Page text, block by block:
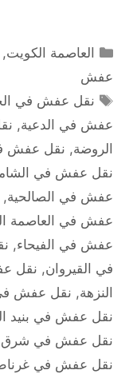
التصنيفات
العاصمة الكويت,
عفش
الوسوم
نقل عفش في
عفش في الدعية,
الروضة, نقل عفش
نقل عفش في
عفش في الصالحية,
عفش في العاصمة
عفش في الفيحاء,
في القيروان, نقل
النزهة, نقل عفش
نقل عفش في بنيد
نقل عفش في شرق
نقل عفش في